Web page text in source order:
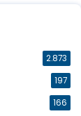
2.873
197
166